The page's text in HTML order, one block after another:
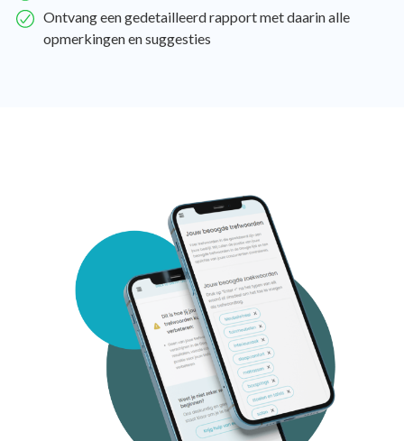
Ontvang een gedetailleerd rapport met daarin alle
opmerkingen en suggesties